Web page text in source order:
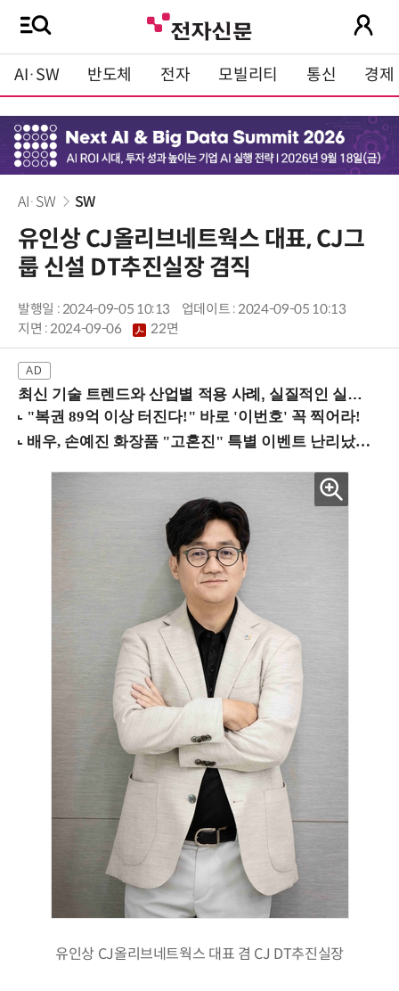
AI·SW 반도체 전자 모빌리티 통신 경제
AI·SW SW
유인상 CJ올리브네트웍스 대표, CJ그
룹 신설 DT추진실장 겸직
발행일 : 2024-09-05 10:13
업데이트 : 2024-09-05 10:13
지면 :2024-09-06 22면
최신 기술 트렌드와 산업별 적용 사례, 실질적인 실행 전략을 공유 (9/18 양재역)
유인상 CJ올리브네트웍스 대표 겸 CJ DT추진실장